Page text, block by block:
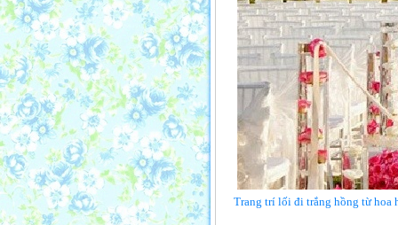
Trang trí lối đi trắng hồng từ hoa